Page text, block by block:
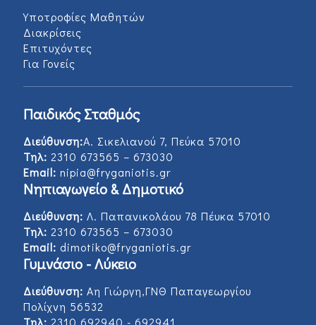
Υποτροφίες Μαθητών
Διακρίσεις
Επιτυχόντες
Για Γονείς
Παιδικός Σταθμός
Διεύθυνση:Α. Σικελιανού 7, Πεύκα 57010
Τηλ: 2310 673565 – 673030
Email: nipia@fryganiotis.gr
Νηπιαγωγείο & Δημοτικό
Διεύθυνση: Λ. Παπανικολάου 78 Πέυκα 57010
Τηλ: 2310 673565 – 673030
Email: dimotiko@fryganiotis.gr
Γυμνάσιο - Λύκειο
Διεύθυνση: Αη Γιώργη,ΓΝΘ Παπαγεωργίου
Πολίχνη 56532
Τηλ: 2310 692940 - 692941